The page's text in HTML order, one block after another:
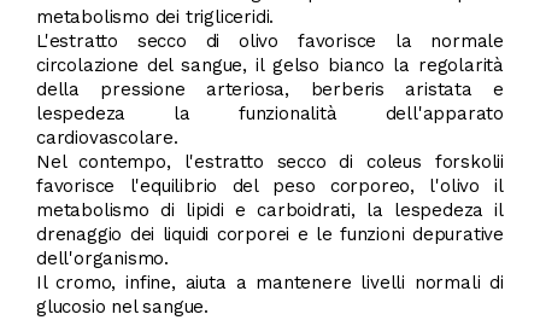
metabolismo dei trigliceridi.
L'estratto secco di olivo favorisce la normale
circolazione del sangue, il gelso bianco la regolarità
della pressione arteriosa, berberis aristata e
lespedeza la funzionalità dell'apparato
cardiovascolare.
Nel contempo, l'estratto secco di coleus forskolii
favorisce l'equilibrio del peso corporeo, l'olivo il
metabolismo di lipidi e carboidrati, la lespedeza il
drenaggio dei liquidi corporei e le funzioni depurative
dell'organismo.
Il cromo, infine, aiuta a mantenere livelli normali di
glucosio nel sangue.